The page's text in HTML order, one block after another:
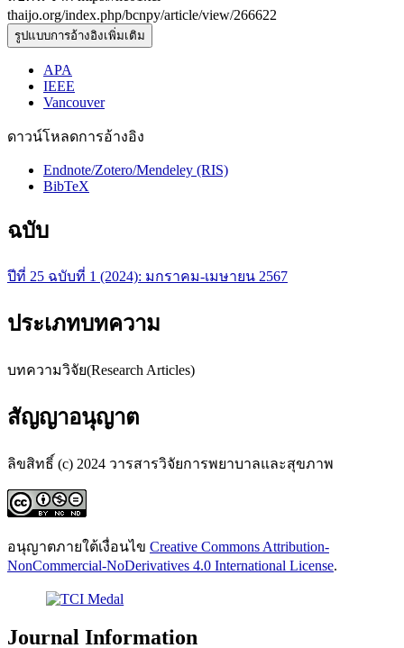
thaijo.org/index.php/bcnpy/article/view/266622
รูปแบบการอ้างอิงเพิ่มเติม
APA
IEEE
Vancouver
ดาวน์โหลดการอ้างอิง
Endnote/Zotero/Mendeley (RIS)
BibTeX
ฉบับ
ปีที่ 25 ฉบับที่ 1 (2024): มกราคม-เมษายน 2567
ประเภทบทความ
บทความวิจัย(Research Articles)
สัญญาอนุญาต
ลิขสิทธิ์ (c) 2024 วารสารวิจัยการพยาบาลและสุขภาพ
อนุญาตภายใต้เงื่อนไข Creative Commons Attribution-
NonCommercial-NoDerivatives 4.0 International License.
Journal Information